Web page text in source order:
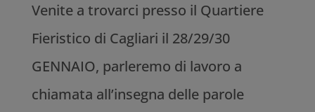
Venite a trovarci presso il Quartiere
Fieristico di Cagliari il 28/29/30
GENNAIO, parleremo di lavoro a
chiamata all’insegna delle parole